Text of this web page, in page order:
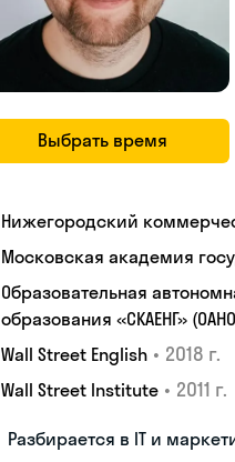
Выбрать время
Нижегородский
Московская академия
Образовательная
образования «СКАЕНГ»
Wall Street English • 2018 г.
Wall Street Institute • 2011 г.
Разбирается в IT и